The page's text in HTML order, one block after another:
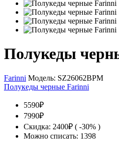
Полукеды
Farinni Модель: SZ26062BPM
Полукеды черные Farinni
5590₽
7990₽
Скидка: 2400₽ ( -30% )
Можно списать: 1398